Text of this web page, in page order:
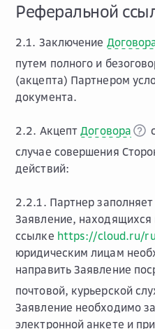
Реферальной
2.1. Заключение
путем полного и
(акцепта) Партнером
документа.
2.2. АкцептДоговора
случае совершения
действий:
2.2.1. Партнер
Заявление, находящихся
ссылке https://cloud.ru/
юридическим лицам
направить Заявление
почтовой, курьерской
Заявление необходимо
электронной анкете и